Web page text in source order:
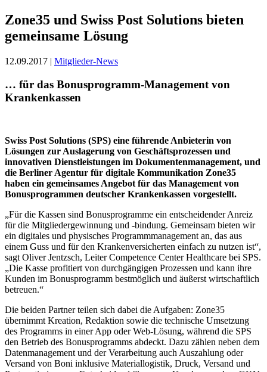
Zone35 und Swiss Post Solutions bieten
gemeinsame Lösung
12.09.2017 | Mitglieder-News
… für das Bonusprogramm-Management von
Krankenkassen
Swiss Post Solutions (SPS) eine führende Anbieterin von
Lösungen zur Auslagerung von Geschäftsprozessen und
innovativen Dienstleistungen im Dokumentenmanagement, und
die Berliner Agentur für digitale Kommunikation Zone35
haben ein gemeinsames Angebot für das Management von
Bonusprogrammen deutscher Krankenkassen vorgestellt.
„Für die Kassen sind Bonusprogramme ein entscheidender Anreiz
für die Mitgliedergewinnung und -bindung. Gemeinsam bieten wir
ein digitales und physisches Programmmanagement an, das aus
einem Guss und für den Krankenversicherten einfach zu nutzen ist“,
sagt Oliver Jentzsch, Leiter Competence Center Healthcare bei SPS.
„Die Kasse profitiert von durchgängigen Prozessen und kann ihre
Kunden im Bonusprogramm bestmöglich und äußerst wirtschaftlich
betreuen.“
Die beiden Partner teilen sich dabei die Aufgaben: Zone35
übernimmt Kreation, Redaktion sowie die technische Umsetzung
des Programms in einer App oder Web-Lösung, während die SPS
den Betrieb des Bonusprogramms abdeckt. Dazu zählen neben dem
Datenmanagement und der Verarbeitung auch Auszahlung oder
Versand von Boni inklusive Materiallogistik, Druck, Versand und